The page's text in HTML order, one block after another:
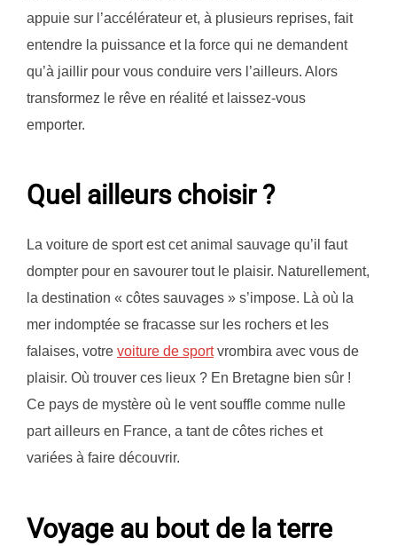
appuie sur l’accélérateur et, à plusieurs reprises, fait
entendre la puissance et la force qui ne demandent
qu’à jaillir pour vous conduire vers l’ailleurs. Alors
transformez le rêve en réalité et laissez-vous
emporter.
Quel ailleurs choisir ?
La voiture de sport est cet animal sauvage qu’il faut
dompter pour en savourer tout le plaisir. Naturellement,
la destination « côtes sauvages » s’impose. Là où la
mer indomptée se fracasse sur les rochers et les
falaises, votre voiture de sportvrombira avec vous de
plaisir. Où trouver ces lieux ? En Bretagne bien sûr !
Ce pays de mystère où le vent souffle comme nulle
part ailleurs en France, a tant de côtes riches et
variées à faire découvrir.
Voyage au bout de la terre